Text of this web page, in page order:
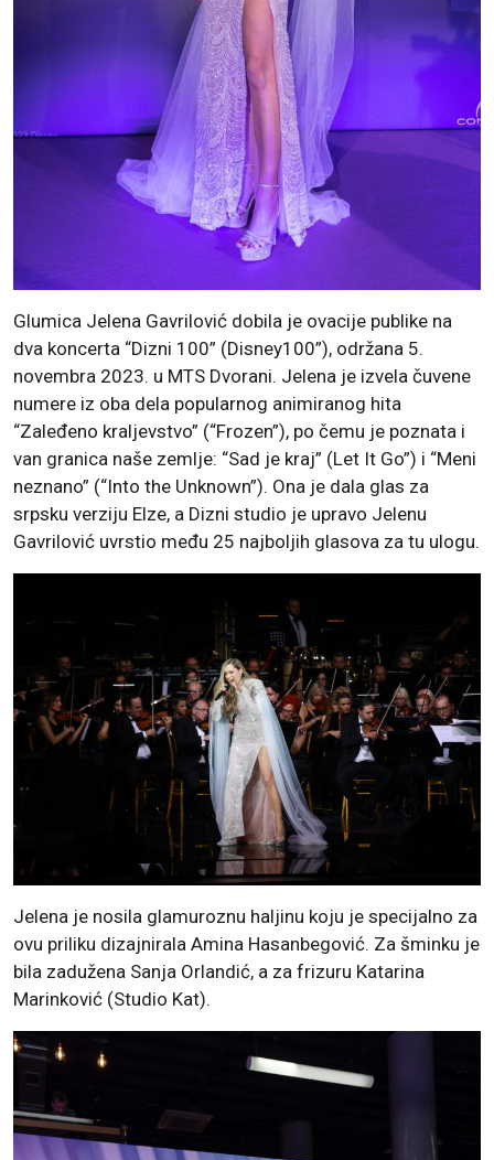
Glumica Jelena Gavrilović dobila je ovacije publike na
dva koncerta “Dizni 100” (Disney100”), održana 5.
novembra 2023. u MTS Dvorani. Jelena je izvela čuvene
numere iz oba dela popularnog animiranog hita
“Zaleđeno kraljevstvo” (“Frozen”), po čemu je poznata i
van granica naše zemlje: “Sad je kraj” (Let It Go”) i “Meni
neznano” (“Into the Unknown”). Ona je dala glas za
srpsku verziju Elze, a Dizni studio je upravo Jelenu
Gavrilović uvrstio među 25 najboljih glasova za tu ulogu.
Jelena je nosila glamuroznu haljinu koju je specijalno za
ovu priliku dizajnirala Amina Hasanbegović. Za šminku je
bila zadužena Sanja Orlandić, a za frizuru Katarina
Marinković (Studio Kat).